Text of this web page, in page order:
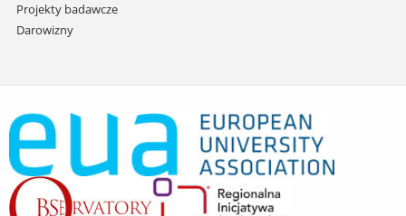
Projekty badawcze
Darowizny